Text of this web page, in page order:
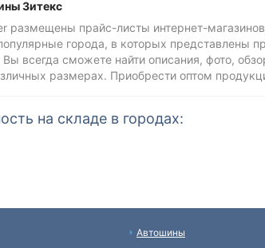
Зитекс
размещены прайс-листы интернет-
города, в которых представлены
Вы всегда сможете найти описания, фото,
размерах. Приобрести оптом
на складе в городах:
Автошины